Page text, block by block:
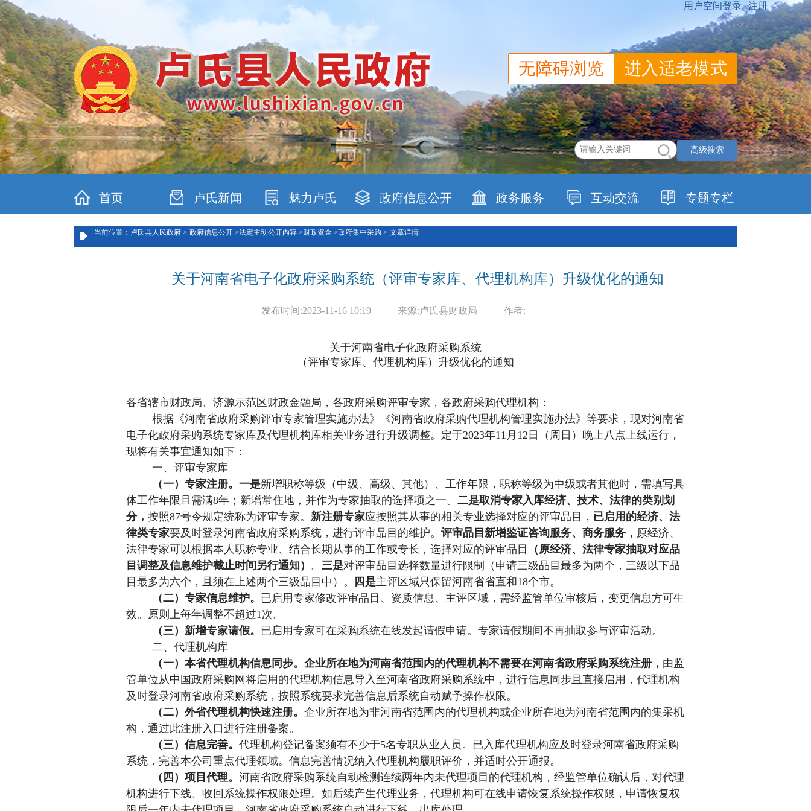
无障碍浏览 进入适老模式
高级搜索
首页 卢氏新闻 魅力卢氏 政府信息公开 政务服务 互动交流 专题专栏
当前位置：卢氏县人民政府 > 政府信息公开 >法定主动公开内容 >财政资金 >政府集中采购 > 文章详情
关于河南省电子化政府采购系统（评审专家库、代理机构库）升级优化的通知
发布时间:2023-11-16 10:19 来源:卢氏县财政局 作者:
关于河南省电子化政府采购系统
（评审专家库、代理机构库）升级优化的通知
各省辖市财政局、济源示范区财政金融局， 各政府采购评审专家 ，各政府采购代理机构：
根据《河南省政府采购评审专家管理实施办法》《河南省政府采购代理机构管理实施办法》 等要求，现对河南省
电子化政府采购系统专家库及代理机构库相关业务进行升级调整。 定于2023年11 月 12 日（周日）晚上八点上线运行，
现将有关事宜通知如下：
一、评审专家库
（一）专家注册。 一是新增职称等级（中级、高级、其他）、工作年限，职称等级为中级或者其他时 ， 需填写具
体工作年限且需满8年；新增常住地 ， 并作为专家抽取的选择项之一。 二是取消专家入库经济、技术、法律的类别 划
分， 按照87号令规定统称为评审专家。 新注册专家应按照其从事的相关专业选择对应的评审品目， 已启用的经济、法
律类专家要及时登录河南省政府采购系统 ， 进行评审品目的维护。 评审品目新增鉴证咨询服务、商务服务， 原经济、
法律专家可以根据本人职称专业、结合长期从事的工作或专长， 选择对应的评审品目
（原经济、法律专家抽取对应品
目调整及信息维护截止时间另行通知） 。 三是对评审品目选择数量进行限制（ 申请三级品目最多为两个，三级以下品
目最多为六个 ，且 须在上述两个三级品目中 ） 。 四是主评区域只保留河南省省直和18个市。
（二）专家信息维护。 已启用专家修改评审品目、资质信息、主评区域 ， 需经监管单位审核后 ，变更信息方可生
效。 原则上每年调整不超过1次。
（三）新增专家请假。 已启用专家可在采购系统在线发起请假申请。专家请假期间不再抽取参与评审活动。
二、代理机构库
（一） 本省代理机构信息同步。企业所在地为河南省范围内的代理机构不需要在河南省政府采购系统注册， 由监
管单位从中国政府采购网将启用的代理机构信息导入至河南省政府采购系统中 ， 进行信息同步且直接启用 ，代理机构
及时登录河南省政府采购系统 ， 按照系统要求完善信息后系统自动赋予操作权限。
（二） 外省代理机构快速注册。 企业所在地为非河南省范围内的代理机构或企业所在地为河南省范围内的集采机
构 ，通过此注册入口进行注册备案。
（三）信息完善。 代理机构登记备案须有不少于5名专职从业人员。已入库代理机构应及时登录河南省政府采购
系统，完善本公司重点代理领域。 信息完善情况纳入代理机构履职评价，并适时公开通报。
（四）项目代理。 河南省政府采购系统自动检测连续两年内未代理项目的代理机构，经监管单位确认后 ， 对代理
机构进行下线、 收回 系统操作权限处理。如后续产生代理业务 ，代理机构可在线申请恢复系统操作权限，申请恢复权